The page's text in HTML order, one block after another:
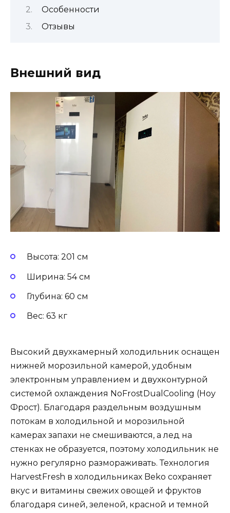
Особенности
Отзывы
Внешний вид
Высота: 201 см
Ширина: 54 см
Глубина: 60 см
Вес: 63 кг
Высокий двухкамерный холодильник оснащен
нижней морозильной камерой, удобным
электронным управлением и двухконтурной
системой охлаждения NoFrostDualCooling (Ноу
Фрост). Благодаря раздельным воздушным
потокам в холодильной и морозильной
камерах запахи не смешиваются, а лед на
стенках не образуется, поэтому холодильник не
нужно регулярно размораживать. Технология
HarvestFresh в холодильниках Beko сохраняет
вкус и витамины свежих овощей и фруктов
благодаря синей, зеленой, красной и темной